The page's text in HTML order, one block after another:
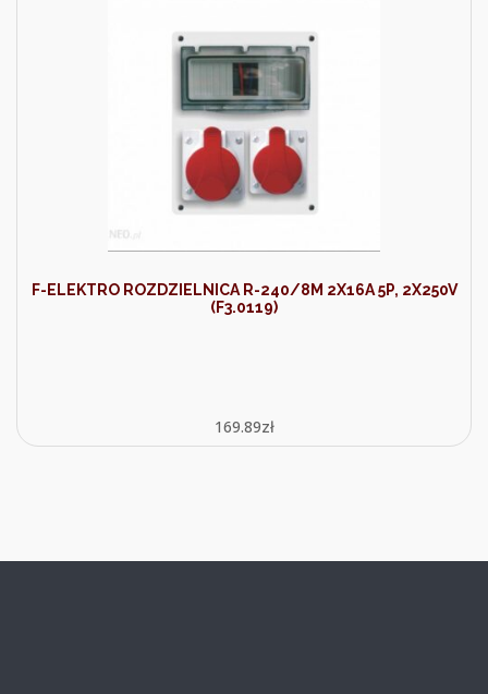
F-ELEKTRO ROZDZIELNICA R-240/8M 2X16A 5P, 2X250V
(F3.0119)
169.89zł